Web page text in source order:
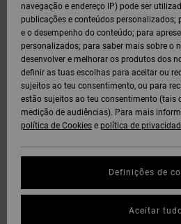
navegação e endereço IP) pode ser
publicações e conteúdos personalizados;
e o desempenho do conteúdo; para
personalizados; para saber mais sobre o
desenvolver e melhorar os produtos dos
definir as tuas escolhas para aceitar ou
sujeitos ao teu consentimento, ou para
estão sujeitos ao teu consentimento (tais
medição de audiências). Para mais
política de Cookies e política de
Definições de
Aceitar